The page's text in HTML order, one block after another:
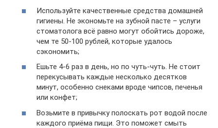
Используйте качественные средства домашней
гигиены. Не экономьте на зубной пасте – услуги
стоматолога всё равно могут обойтись дороже,
чем те 50-100 рублей, которые удалось
сэкономить;
Ешьте 4-6 раз в день, но по чуть-чуть. Не стоит
перекусывать каждые несколько десятков
минут, особенно снеками вроде чипсов, печенья
или конфет;
Возьмите в привычку полоскать рот водой после
каждого приёма пищи. Это поможет смыть